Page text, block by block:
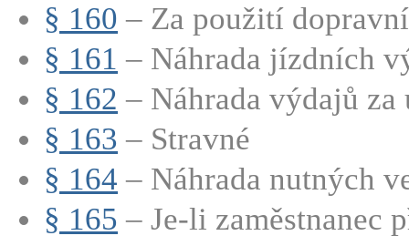
§ 160 – Za použití
§ 161 – Náhrada jízdních
§ 162 – Náhrada výdajů
§ 163 – Stravné
§ 164 – Náhrada nutných
§ 165 – Je-li zaměstnanec